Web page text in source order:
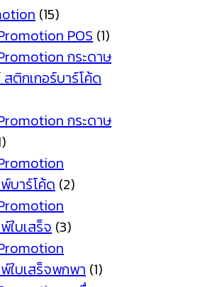
(15)
POS (1)
กระดาษ
ติกเกอร์บาร์โค้ด
กระดาษ
บาร์โค้ด (2)
ใบเสร็จ(3)
ใบเสร็จพกพา(1)